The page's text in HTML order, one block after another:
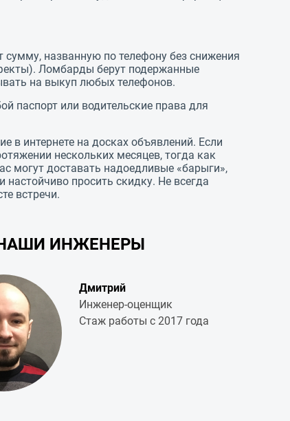
названную по телефону без снижения
Ломбарды берут подержанные
на выкуп любых телефонов.
паспорт или водительские права для
в интернете на досках объявлений. Если
нескольких месяцев, тогда как
могут доставать надоедливые «барыги»,
просить скидку. Не всегда
встречи.
ИНЖЕНЕРЫ
Дмитрий
Инженер-оценщик
Стаж работы с 2017 года